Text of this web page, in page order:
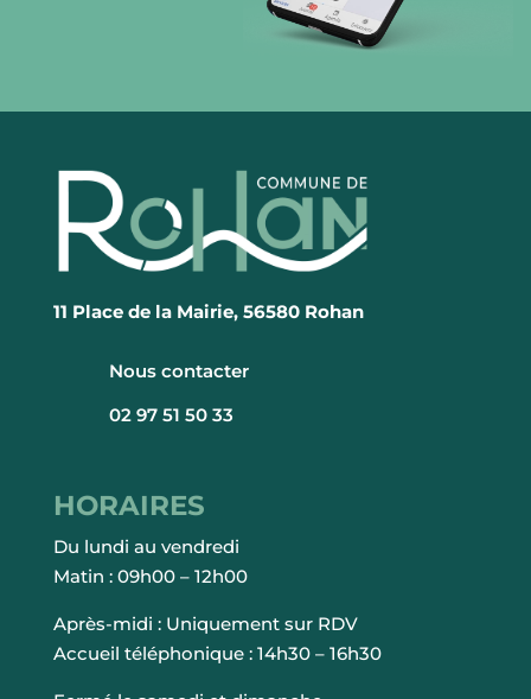
11 Place de la Mairie, 56580 Rohan
Nous contacter
02 97 51 50 33
HORAIRES
Du lundi au vendredi
Matin : 09h00 – 12h00
Après-midi : Uniquement sur RDV
Accueil téléphonique : 14h30 – 16h30